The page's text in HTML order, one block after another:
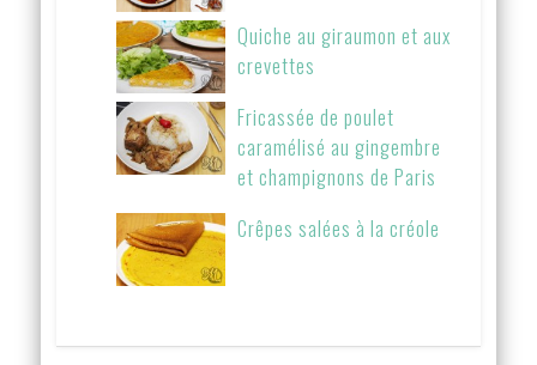
Quiche au giraumon et aux
crevettes
Fricassée de poulet
caramélisé au gingembre
et champignons de Paris
Crêpes salées à la créole